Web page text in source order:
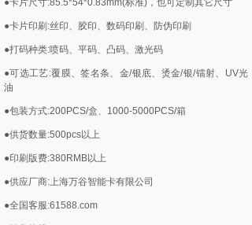
●卡片尺寸:85.5*54*0.83mm(标准)，也可定制其它尺寸
●卡片印刷:丝印、胶印、数码印刷、防伪印刷
●打码种类:喷码、平码、凸码、激光码
●可选工艺:覆膜、签名条、金/银底、烫金/银/镭射、UV光
油
●包装方式:200PCS/盒、1000-5000PCS/箱
●供货数量:500pcs以上
●印刷版费:380RMB以上
●供应厂商:上海万谷智能卡有限公司
●全国客服:61588.com